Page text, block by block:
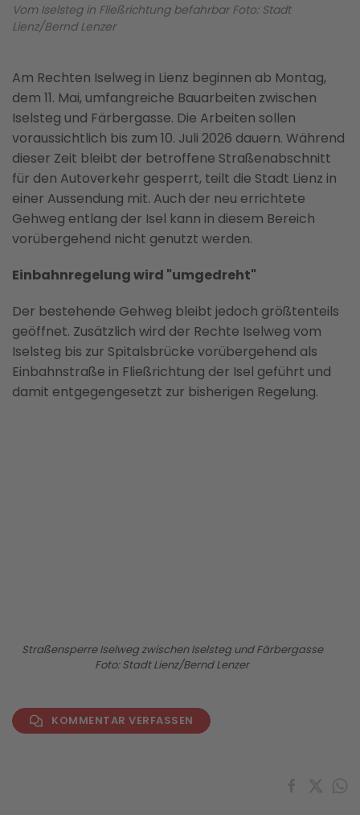
Vom Iselsteg in Fließrichtung befahrbar Foto: Stadt
Lienz/Bernd Lenzer
Am Rechten Iselweg in Lienz beginnen ab Montag,
dem 11. Mai, umfangreiche Bauarbeiten zwischen
Iselsteg und Färbergasse. Die Arbeiten sollen
voraussichtlich bis zum 10. Juli 2026 dauern. Während
dieser Zeit bleibt der betroffene Straßenabschnitt
für den Autoverkehr gesperrt, teilt die Stadt Lienz in
einer Aussendung mit. Auch der neu errichtete
Gehweg entlang der Isel kann in diesem Bereich
vorübergehend nicht genutzt werden.
Einbahnregelung wird "umgedreht"
Der bestehende Gehweg bleibt jedoch größtenteils
geöffnet. Zusätzlich wird der Rechte Iselweg vom
Iselsteg bis zur Spitalsbrücke vorübergehend als
Einbahnstraße in Fließrichtung der Isel geführt und
damit entgegengesetzt zur bisherigen Regelung.
Straßensperre Iselweg zwischen Iselsteg und Färbergasse
Foto: Stadt Lienz/Bernd Lenzer
KOMMENTAR VERFASSEN